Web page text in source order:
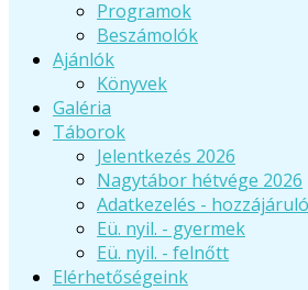
Programok
Beszámolók
Ajánlók
Könyvek
Galéria
Táborok
Jelentkezés 2026
Nagytábor hétvége 2026
Adatkezelés -
Eü. nyil. - gyermek
Eü. nyil. - felnőtt
Elérhetőségeink